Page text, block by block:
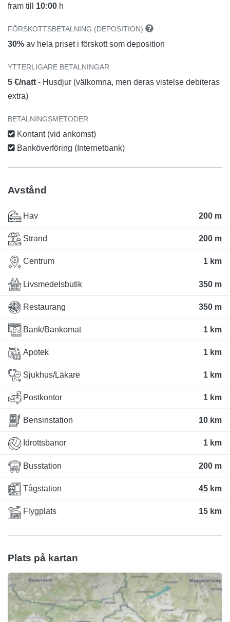
fram till 10:00 h
FÖRSKOTTSBETALNING (DEPOSITION)
30% av hela priset i förskott som deposition
YTTERLIGARE BETALNINGAR
5 €/natt - Husdjur (välkomna, men deras vistelse debiteras
extra)
BETALNINGSMETODER
Kontant (vid ankomst)
Banköverföring (Internetbank)
Avstånd
Hav 200 m
Strand 200 m
Centrum 1 km
Livsmedelsbutik 350 m
Restaurang 350 m
Bank/Bankomat 1 km
Apotek 1 km
Sjukhus/Läkare 1 km
Postkontor 1 km
Bensinstation 10 km
Idrottsbanor 1 km
Busstation 200 m
Tågstation 45 km
Flygplats 15 km
Plats på kartan